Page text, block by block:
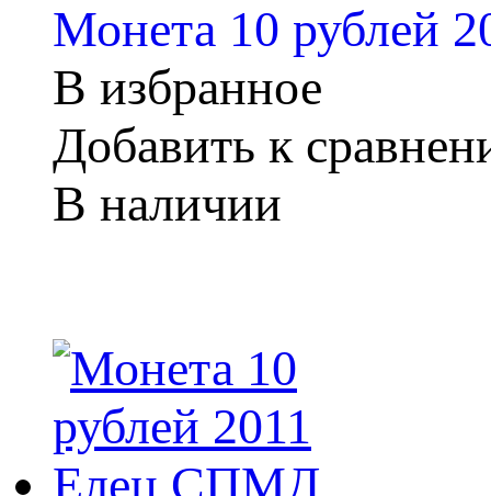
Монета 10 рублей
В избранное
Добавить к
В наличии